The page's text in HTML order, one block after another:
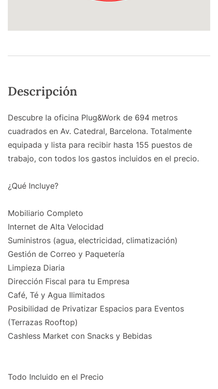
Descripción
Descubre la oficina Plug&Work de 694 metros
cuadrados en Av. Catedral, Barcelona. Totalmente
equipada y lista para recibir hasta 155 puestos de
trabajo, con todos los gastos incluidos en el precio.
¿Qué Incluye?
Mobiliario Completo
Internet de Alta Velocidad
Suministros (agua, electricidad, climatización)
Gestión de Correo y Paquetería
Limpieza Diaria
Dirección Fiscal para tu Empresa
Café, Té y Agua Ilimitados
Posibilidad de Privatizar Espacios para Eventos
(Terrazas Rooftop)
Cashless Market con Snacks y Bebidas
Todo Incluido en el Precio